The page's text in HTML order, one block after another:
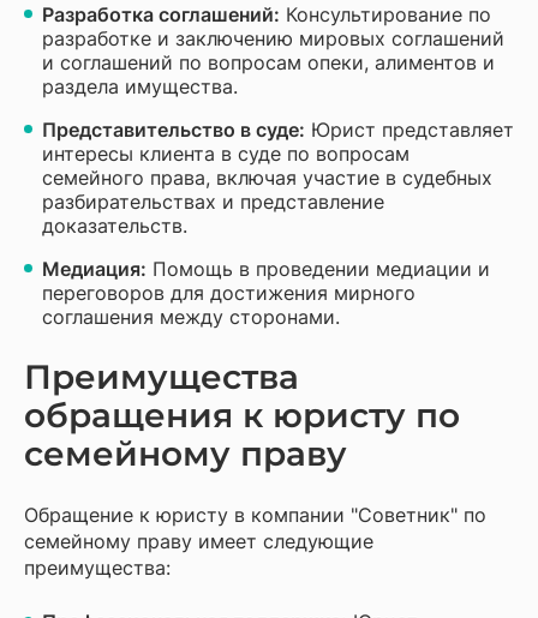
Разработка соглашений: Консультирование по
разработке и заключению мировых соглашений
и соглашений по вопросам опеки, алиментов и
раздела имущества.
Представительство в суде: Юрист представляет
интересы клиента в суде по вопросам
семейного права, включая участие в судебных
разбирательствах и представление
доказательств.
Медиация: Помощь в проведении медиации и
переговоров для достижения мирного
соглашения между сторонами.
Преимущества
обращения к юристу по
семейному праву
Обращение к юристу в компании "Советник" по
семейному праву имеет следующие
преимущества: